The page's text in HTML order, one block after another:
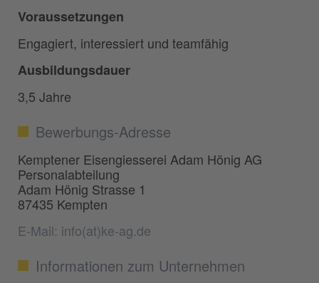
Voraussetzungen
Engagiert, interessiert und teamfähig
Ausbildungsdauer
3,5 Jahre
Bewerbungs-Adresse
Kemptener Eisengiesserei Adam Hönig AG
Personalabteilung
Adam Hönig Strasse 1
87435 Kempten
E-Mail: info(at)ke-ag.de
Informationen zum Unternehmen